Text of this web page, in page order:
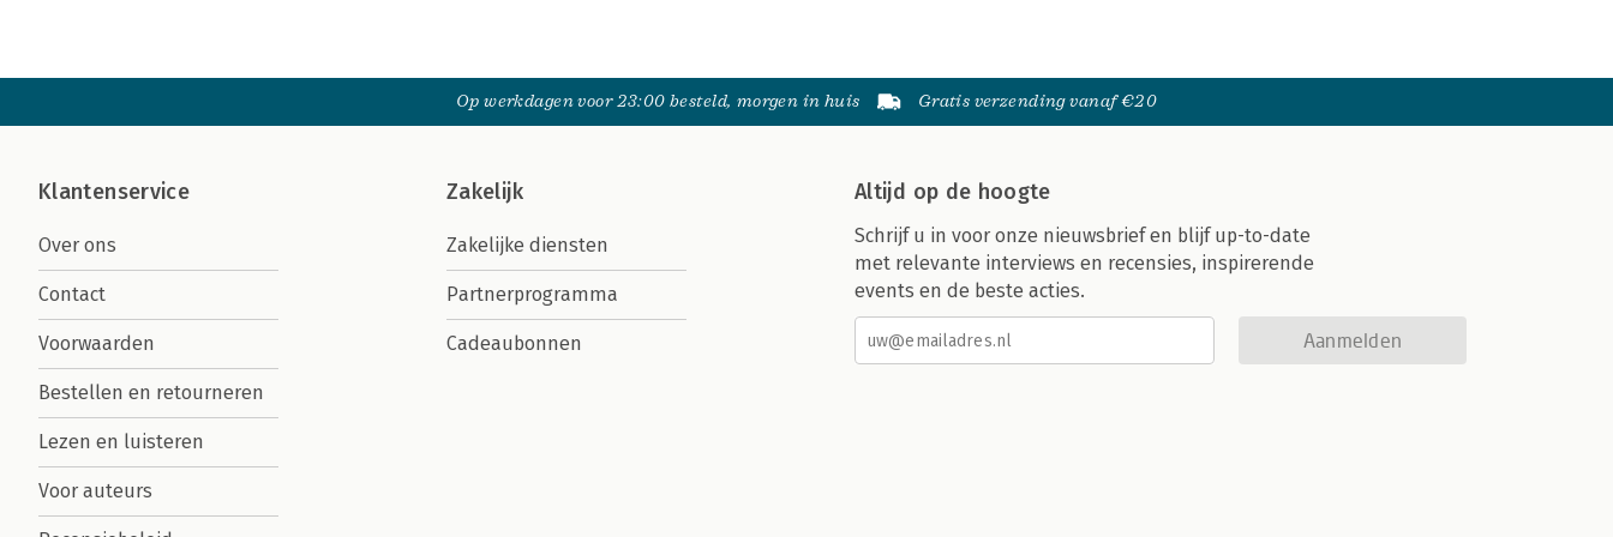
Op werkdagen voor 23:00 besteld, morgen in huis Gratis verzending vanaf €20
Klantenservice
Over ons
Contact
Voorwaarden
Bestellen en retourneren
Lezen en luisteren
Voor auteurs
Zakelijk
Zakelijke diensten
Partnerprogramma
Cadeaubonnen
Altijd op de hoogte
Schrijf u in voor onze nieuwsbrief en blijf up-to-date
met relevante interviews en recensies, inspirerende
events en de beste acties.
Aanmelden